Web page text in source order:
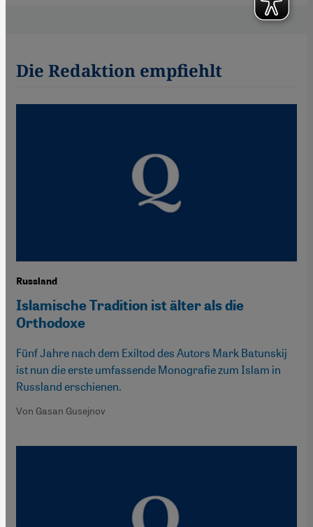
Die Redaktion empfiehlt
Russland
Islamische Tradition ist älter als die
Orthodoxe
Fünf Jahre nach dem Exiltod des Autors Mark Batunskij
ist nun die erste umfassende Monografie zum Islam in
Russland erschienen.
Von Gasan Gusejnov